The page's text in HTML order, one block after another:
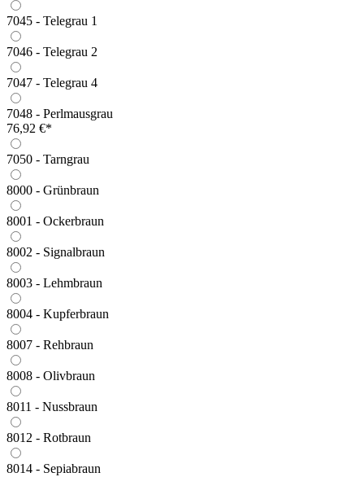
7045 - Telegrau 1
7046 - Telegrau 2
7047 - Telegrau 4
7048 - Perlmausgrau
76,92 €*
7050 - Tarngrau
8000 - Grünbraun
8001 - Ockerbraun
8002 - Signalbraun
8003 - Lehmbraun
8004 - Kupferbraun
8007 - Rehbraun
8008 - Olivbraun
8011 - Nussbraun
8012 - Rotbraun
8014 - Sepiabraun